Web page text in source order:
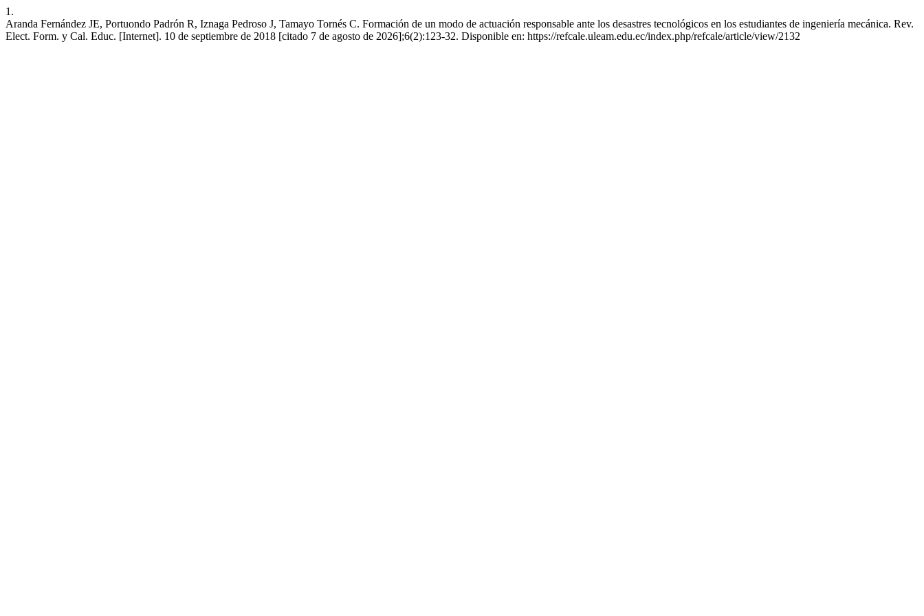
1.
Aranda Fernández JE, Portuondo Padrón R, Iznaga Pedroso J, Tamayo Tornés C. Formación de un modo de actuación responsable ante los desastres tecnológicos en los estudiantes de ingeniería mecánica. Rev.
Elect. Form. y Cal. Educ. [Internet]. 10 de septiembre de 2018 [citado 7 de agosto de 2026];6(2):123-32. Disponible en: https://refcale.uleam.edu.ec/index.php/refcale/article/view/2132